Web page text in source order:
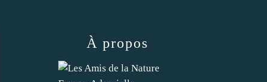
À propos